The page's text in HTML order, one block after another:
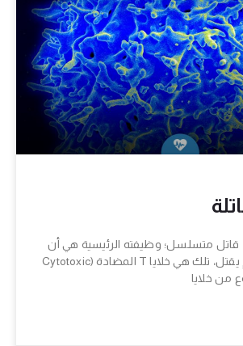
قاتل متسلسل؛ وظيفته الرئيسية هي أن
يقتل ثم يقتل ثم يقتل، تلك هي خلايا T المضادة (Cytotoxic